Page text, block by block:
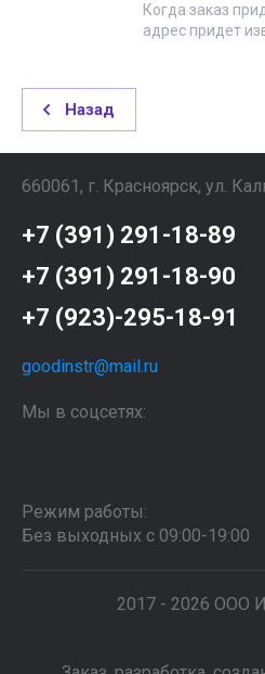
Когда заказ
адрес придет
Назад
660061, г. Красноярск, ул.
+7 (391) 291-18-89
+7 (391) 291-18-90
+7 (923)-295-18-91
goodinstr@mail.ru
Мы в соцсетях:
Режим работы:
Без выходных с 09:00-19:00
2017 - 2026 ООО